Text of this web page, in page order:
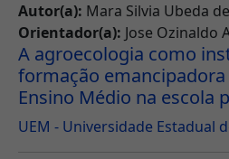
Autor(a): Mara Silvia Ubeda
Orientador(a): Jose Ozinaldo
A agroecologia como
formação
Ensino Médio na escola
UEM - Universidade Estadual